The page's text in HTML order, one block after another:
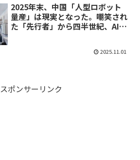
2025年末、中国「人型ロボット
量産」は現実となった。嘲笑され
た「先行者」から四半世紀、AIが
2025.11.01
スポンサーリンク